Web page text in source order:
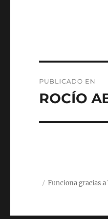
de
PUBLICADO EN
ROCÍO
Funciona gracias a